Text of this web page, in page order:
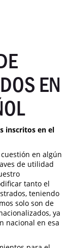
EN
inscritos en el
en algún
de utilidad
tanto el
teniendo
solo son de
ya
nacional en esa